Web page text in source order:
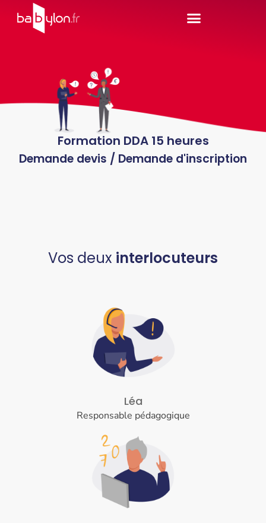
Formation DDA 15 heures
Demande devis / Demande d'inscription
Vos deux interlocuteurs
Léa
Responsable pédagogique